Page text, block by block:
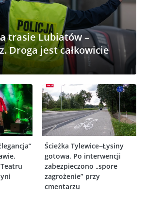
trasie Lubiatów –
Droga jest całkowicie
Ścieżka Tylewice–Łysiny
gotowa. Po interwencji
zabezpieczono „spore
zagrożenie” przy
cmentarzu